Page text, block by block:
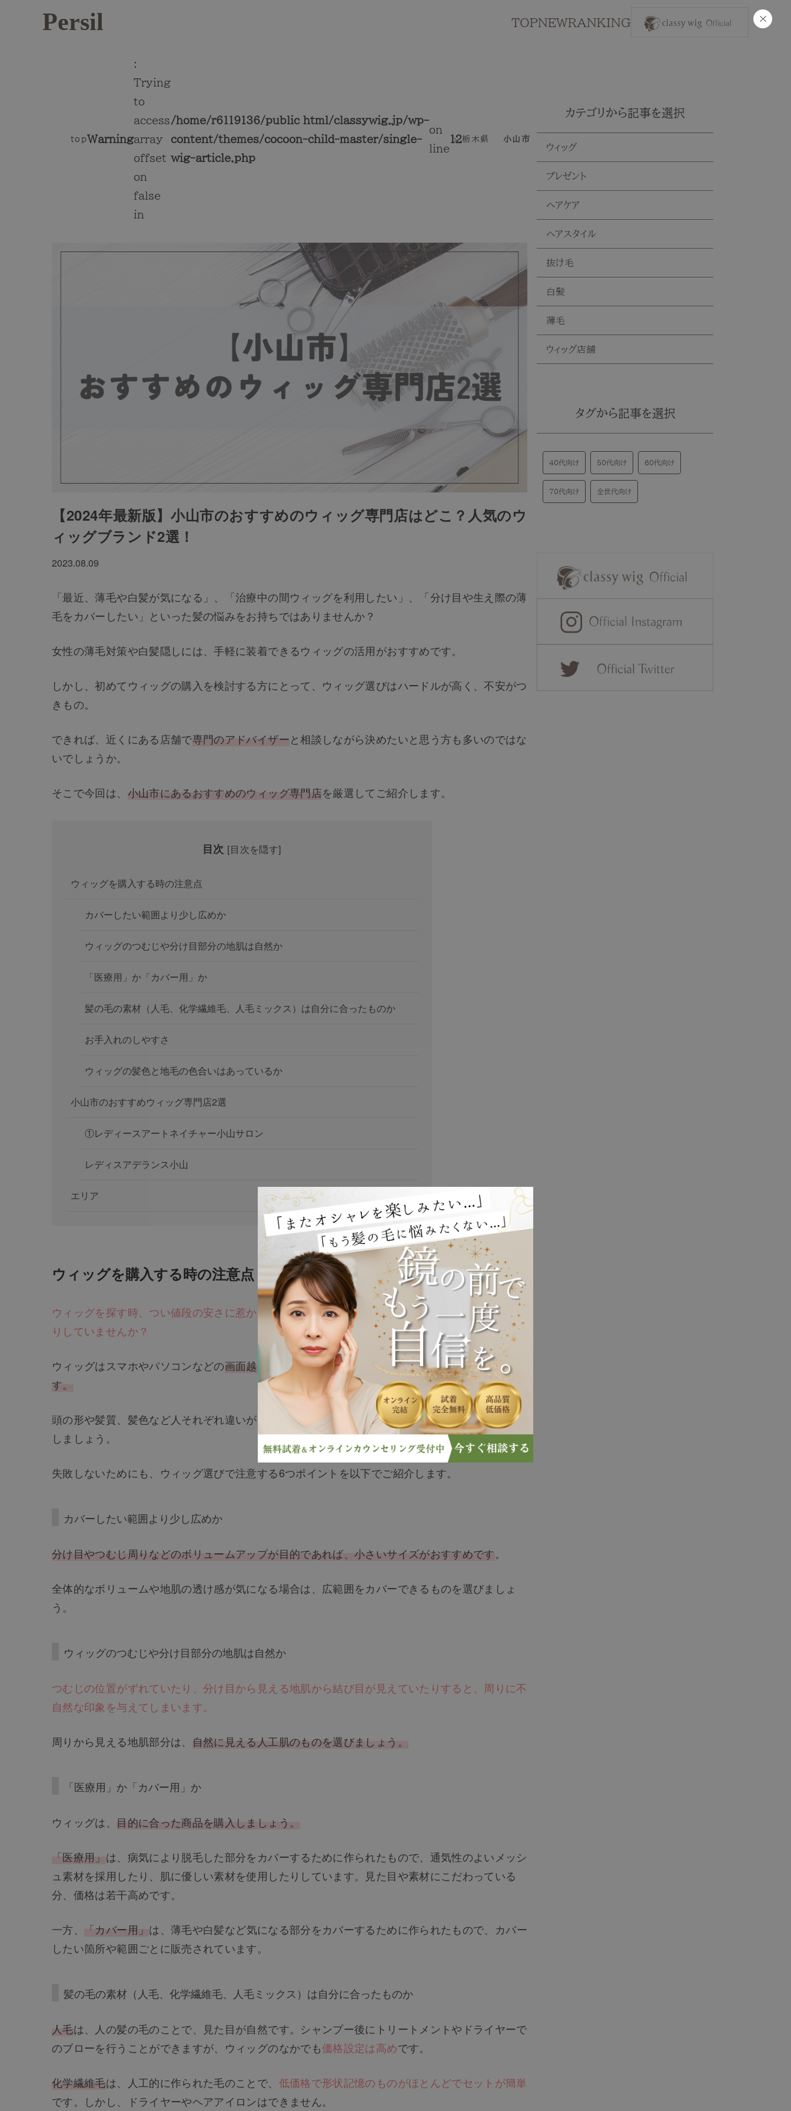
Persil TOPNEWRANKING
topWarning
:
Trying
to
access
array
offset
on
false
in
/home/r6119136/public_html/classywig.jp/wp-
content/themes/cocoon-child-master/single-
wig-article.php
on
line
12栃木県 小山市
【2024年最新版】小山市のおすすめのウィッグ専門店はどこ？人気のウ
ィッグブランド2選！
2023.08.09
「最近、薄毛や白髪が気になる」、「治療中の間ウィッグを利用したい」、「分け目や生え際の薄
毛をカバーしたい」といった髪の悩みをお持ちではありませんか？
女性の薄毛対策や白髪隠しには、手軽に装着できるウィッグの活用がおすすめです。
しかし、初めてウィッグの購入を検討する方にとって、ウィッグ選びはハードルが高く、不安がつ
きもの。
できれば、近くにある店舗で専門のアドバイザーと相談しながら決めたいと思う方も多いのではな
いでしょうか。
そこで今回は、 小山市にあるおすすめのウィッグ専門店を厳選してご紹介します。
目次 [目次を隠す]
ウィッグを購入する時の注意点
カバーしたい範囲より少し広めか
ウィッグのつむじや分け目部分の地肌は自然か
「医療用」か「カバー用」か
髪の毛の素材（人毛、化学繊維毛、人毛ミックス）は自分に合ったものか
お手入れのしやすさ
ウィッグの髪色と地毛の色合いはあっているか
小山市のおすすめウィッグ専門店2選
①レディースアートネイチャー小山サロン
レディスアデランス小山
エリア
ウィッグを購入する時の注意点
ウィッグを探す時、つい値段の安さに惹かれたり、ネット通販サイトの口コミの良さだけで選んだ
りしていませんか？
ウィッグはスマホやパソコンなどの画面越しで見る場合と実物で見る場合とでは、印象が異なりま
す。
頭の形や髪質、髪色など人それぞれ違いがありますので、自分に合ったウィッグを購入するように
しましょう。
失敗しないためにも、ウィッグ選びで注意する6つポイントを以下でご紹介します。
カバーしたい範囲より少し広めか
分け目やつむじ周りなどのボリュームアップが目的であれば、小さいサイズがおすすめです。
全体的なボリュームや地肌の透け感が気になる場合は、広範囲をカバーできるものを選びましょ
う。
ウィッグのつむじや分け目部分の地肌は自然か
つむじの位置がずれていたり、分け目から見える地肌から結び目が見えていたりすると、周りに不
自然な印象を与えてしまいます。
周りから見える地肌部分は、 自然に見える人工肌のものを選びましょう。
「医療用」か「カバー用」か
ウィッグは、 目的に合った商品を購入しましょう。
「医療用」 は、病気により脱毛した部分をカバーするために作られたもので、通気性のよいメッシ
ュ素材を採用したり、肌に優しい素材を使用したりしています。見た目や素材にこだわっている
分、価格は若干高めです。
一方、 「カバー用」 は、薄毛や白髪など気になる部分をカバーするために作られたもので、カバー
したい箇所や範囲ごとに販売されています。
髪の毛の素材（人毛、化学繊維毛、人毛ミックス）は自分に合ったものか
人毛は、人の髪の毛のことで、見た目が自然です。シャンプー後にトリートメントやドライヤーで
のブローを行うことができますが、ウィッグのなかでも価格設定は高めです。
化学繊維毛は、人工的に作られた毛のことで、 低価格で形状記憶のものがほとんどでセットが簡単
です。しかし、ドライヤーやヘアアイロンはできません。
カテゴリから記事を選択
ウィッグ
プレゼント
ヘアケア
ヘアスタイル
抜け毛
白髪
薄毛
ウィッグ店舗
タグから記事を選択
40代向け 50代向け 60代向け
70代向け 全世代向け
×